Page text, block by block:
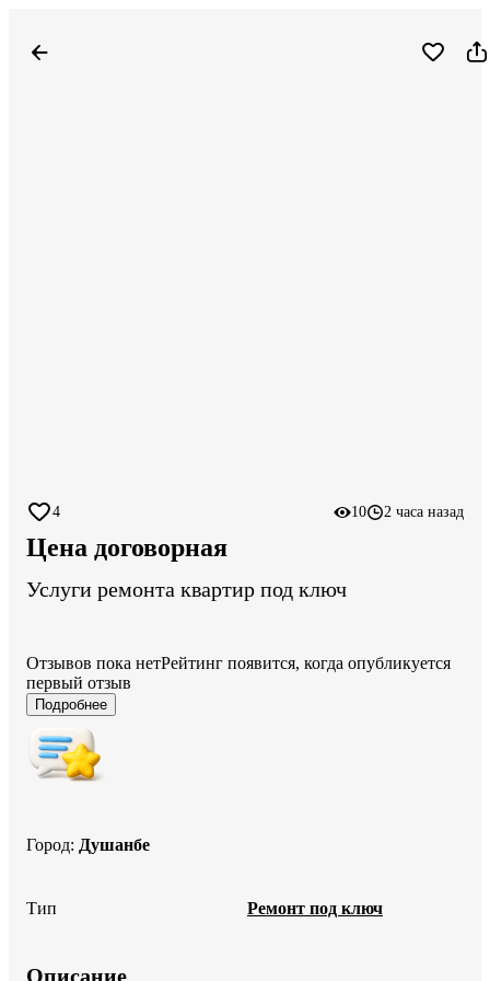
4 10 2 часа назад
Цена договорная
Услуги ремонта квартир под ключ
Отзывов пока нетРейтинг появится, когда опубликуется
первый отзыв
Подробнее
Город: Душанбе
Тип Ремонт под ключ
Описание